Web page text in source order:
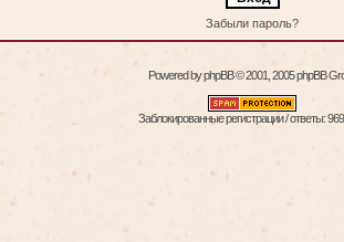
Забыли пароль?
Powered byphpBB© 2001, 2005 phpBB
Заблокированные регистрации / ответы: